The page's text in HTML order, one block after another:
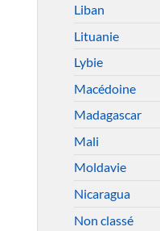
Liban
Lituanie
Lybie
Macédoine
Madagascar
Mali
Moldavie
Nicaragua
Non classé